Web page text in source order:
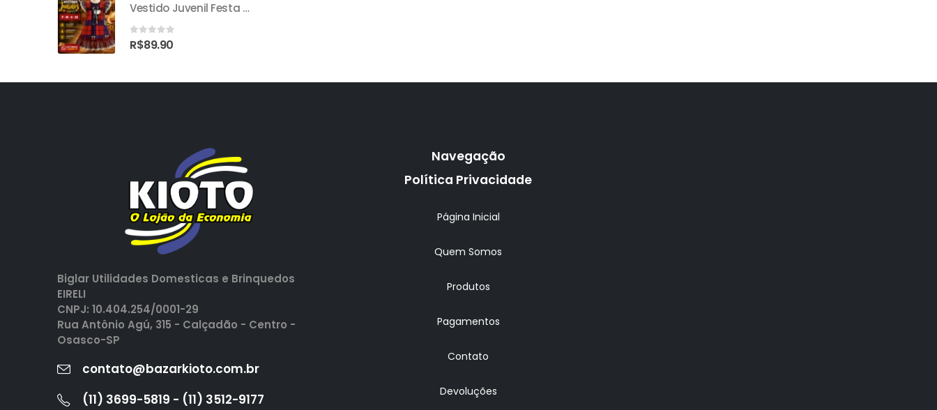
Vestido Juvenil Festa Junina
0out of 5
R$89.90
Biglar Utilidades Domesticas e Brinquedos
EIRELI
CNPJ: 10.404.254/0001-29
Rua Antônio Agú, 315 - Calçadão - Centro -
Osasco-SP
contato@bazarkioto.com.br
(11) 3699-5819 - (11) 3512-9177
Navegação
Política Privacidade
Página Inicial
Quem Somos
Produtos
Pagamentos
Contato
Devoluções